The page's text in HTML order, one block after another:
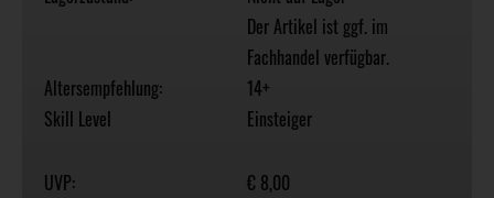
Der Artikel ist ggf. im
Fachhandel verfügbar.
Altersempfehlung:
14+
Skill Level
Einsteiger
UVP: € 8,00